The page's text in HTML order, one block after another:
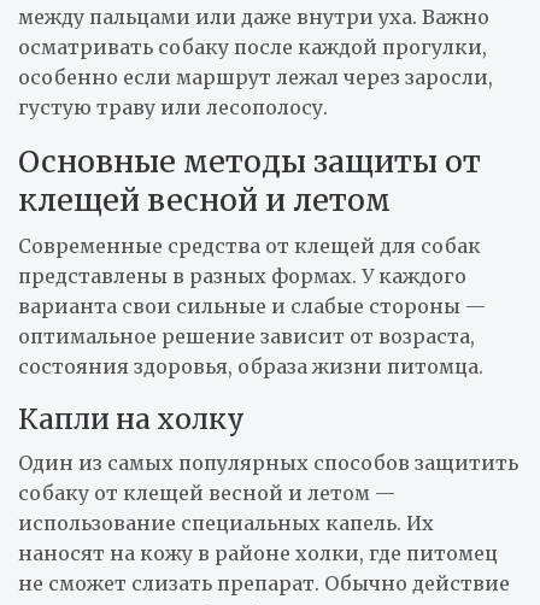
между пальцами или даже внутри уха. Важно
осматривать собаку после каждой прогулки,
особенно если маршрут лежал через заросли,
густую траву или лесополосу.
Основные методы защиты от
клещей весной и летом
Современные средства от клещей для собак
представлены в разных формах. У каждого
варианта свои сильные и слабые стороны —
оптимальное решение зависит от возраста,
состояния здоровья, образа жизни питомца.
Капли на холку
Один из самых популярных способов защитить
собаку от клещей весной и летом —
использование специальных капель. Их
наносят на кожу в районе холки, где питомец
не сможет слизать препарат. Обычно действие